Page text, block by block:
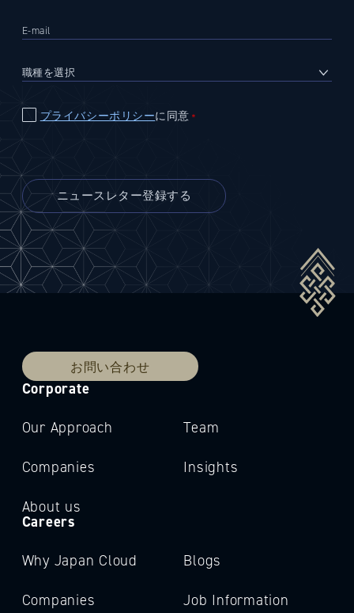
プライバシーポリシーに同意 ＊
お問い合わせ
Corporate
Our Approach
Companies
About us
Team
Insights
Careers
Why Japan Cloud
Companies
Blogs
Job Information